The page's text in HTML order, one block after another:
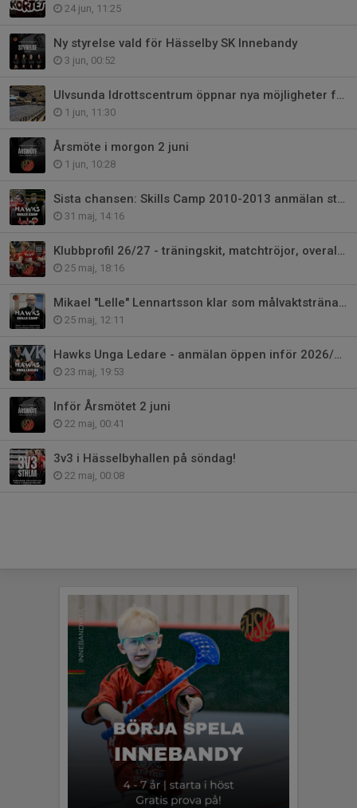
24 jun, 11:25
Ny styrelse vald för Hässelby SK Innebandy
3 jun, 00:52
Ulvsunda Idrottscentrum öppnar nya möjligheter för Hässelby Innebandy
1 jun, 11:30
Årsmöte i morgon 2 juni
1 jun, 10:28
Sista chansen: Skills Camp 2010-2013 anmälan stänger onsdag
31 maj, 14:16
Klubbprofil 26/27 - träningskit, matchtröjor, overaller osv
25 maj, 18:16
Mikael "Lelle" Lennartsson klar som målvaktstränare på Hawks Skills Camp
25 maj, 12:11
Hawks Unga Ledare - anmälan öppen inför 2026/2027
23 maj, 19:53
Inför Årsmötet 2 juni
22 maj, 00:41
3v3 i Hässelbyhallen på söndag!
22 maj, 00:08